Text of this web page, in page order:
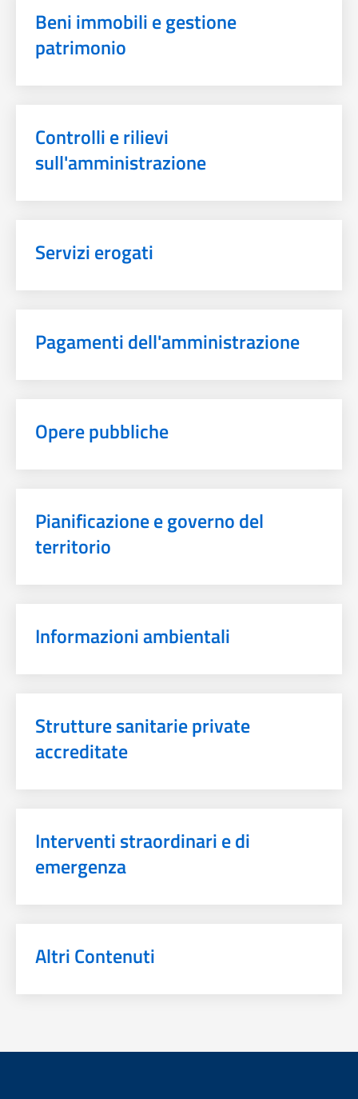
Beni immobili e gestione
patrimonio
Controlli e rilievi
sull'amministrazione
Servizi erogati
Pagamenti dell'amministrazione
Opere pubbliche
Pianificazione e governo del
territorio
Informazioni ambientali
Strutture sanitarie private
accreditate
Interventi straordinari e di
emergenza
Altri Contenuti